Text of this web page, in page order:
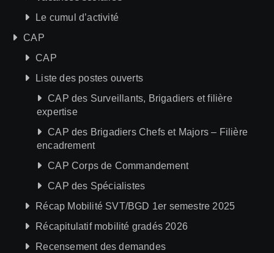
Le cumul d’activité
CAP
CAP
Liste des postes ouverts
CAP des Surveillants, Brigadiers et filière
expertise
CAP des Brigadiers Chefs et Majors – Filière
encadrement
CAP Corps de Commandement
CAP des Spécialistes
Récap Mobilité SVT/BGD 1er semestre 2025
Récapitulatif mobilité gradés 2026
Recensement des demandes